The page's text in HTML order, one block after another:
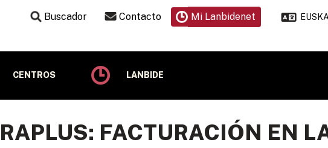
Buscador Contacto Mi Lanbidenet
CENTROS LANBIDE
FACTURACIÓN EN